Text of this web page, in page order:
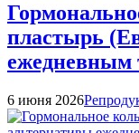
пластырь
ежедневным
6 июня 2026